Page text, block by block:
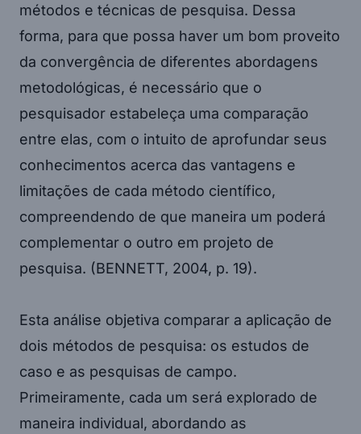
métodos e técnicas de pesquisa. Dessa
forma, para que possa haver um bom proveito
da convergência de diferentes abordagens
metodológicas, é necessário que o
pesquisador estabeleça uma comparação
entre elas, com o intuito de aprofundar seus
conhecimentos acerca das vantagens e
limitações de cada método científico,
compreendendo de que maneira um poderá
complementar o outro em projeto de
pesquisa. (BENNETT, 2004, p. 19).
Esta análise objetiva comparar a aplicação de
dois métodos de pesquisa: os estudos de
caso e as pesquisas de campo.
Primeiramente, cada um será explorado de
maneira individual, abordando as